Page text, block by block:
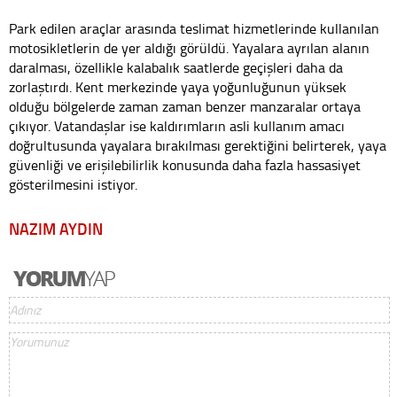
Park edilen araçlar arasında teslimat hizmetlerinde kullanılan
motosikletlerin de yer aldığı görüldü. Yayalara ayrılan alanın
daralması, özellikle kalabalık saatlerde geçişleri daha da
zorlaştırdı. Kent merkezinde yaya yoğunluğunun yüksek
olduğu bölgelerde zaman zaman benzer manzaralar ortaya
çıkıyor. Vatandaşlar ise kaldırımların asli kullanım amacı
doğrultusunda yayalara bırakılması gerektiğini belirterek, yaya
güvenliği ve erişilebilirlik konusunda daha fazla hassasiyet
gösterilmesini istiyor.
NAZIM AYDIN